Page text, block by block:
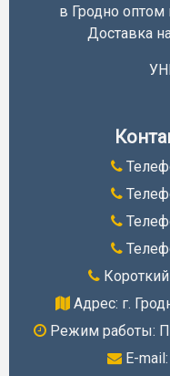
в Гродно
Доставка
Адрес: г.
Режим работы:
E-mail: